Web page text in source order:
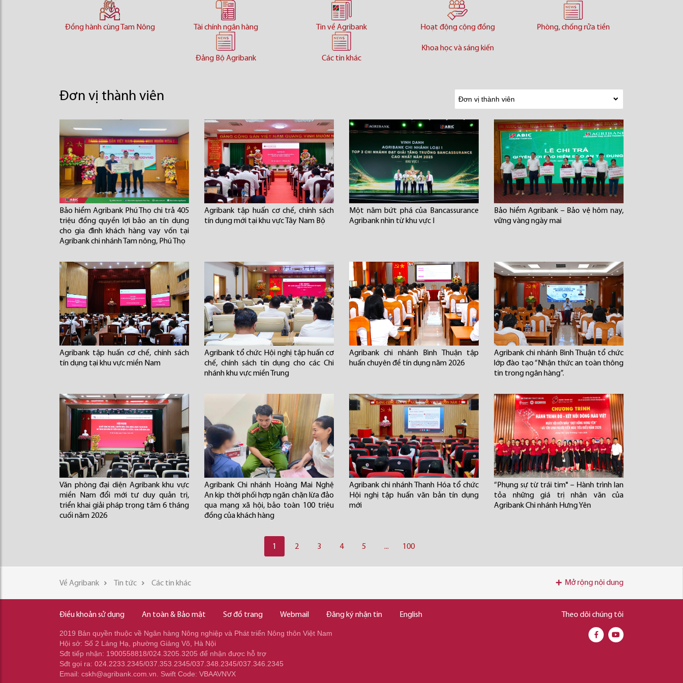
Đồng hành cùng Tam Nông Tài chính ngân hàng Tin về Agribank Hoạt động cộng đồng Phòng, chống rửa tiền
Đảng Bộ Agribank Các tin khác
Khoa học và sáng kiến
Đơn vị thành viên
Bảo hiểm Agribank Phú Thọ chi trả 405
triệu đồng quyền lợi bảo an tín dụng
cho gia đình khách hàng vay vốn tại
Agribank chi nhánh Tam nông, Phú Thọ
Agribank tập huấn cơ chế, chính sách
tín dụng mới tại khu vực Tây Nam Bộ
Một năm bứt phá của Bancassurance
Agribank nhìn từ khu vực I
Bảo hiểm Agribank – Bảo vệ hôm nay,
vững vàng ngày mai
Agribank tập huấn cơ chế, chính sách
tín dụng tại khu vực miền Nam
Agribank tổ chức Hội nghị tập huấn cơ
chế, chính sách tín dụng cho các Chi
nhánh khu vực miền Trung
Agribank chi nhánh Bình Thuận tập
huấn chuyên đề tín dụng năm 2026
Agribank chi nhánh Bình Thuận tổ chức
lớp đào tạo “Nhận thức an toàn thông
tin trong ngân hàng”.
Văn phòng đại diện Agribank khu vực
miền Nam đổi mới tư duy quản trị,
triển khai giải pháp trọng tâm 6 tháng
cuối năm 2026
Agribank Chi nhánh Hoàng Mai Nghệ
An kịp thời phối hợp ngăn chặn lừa đảo
qua mạng xã hội, bảo toàn 100 triệu
đồng của khách hàng
Agribank chi nhánh Thanh Hóa tổ chức
Hội nghị tập huấn văn bản tín dụng
mới
“Phụng sự từ trái tim" – Hành trình lan
tỏa những giá trị nhân văn của
Agribank Chi nhánh Hưng Yên
1 2 3 4 5 ... 100
Về Agribank Tin tức Các tin khác Mở rộng nội dung
Điều khoản sử dụng An toàn & Bảo mật Sơ đồ trang Webmail Đăng ký nhận tin English
2019 Bản quyền thuộc về Ngân hàng Nông nghiệp và Phát triển Nông thôn Việt Nam
Hội sở: Số 2 Láng Hạ, phường Giảng Võ, Hà Nội
Sđt tiếp nhận: 1900558818/024.3205.3205 để nhận được hỗ trợ
Sđt gọi ra: 024.2233.2345/037.353.2345/037.348.2345/037.346.2345
Email: cskh@agribank.com.vn. Swift Code: VBAAVNVX
Theo dõi chúng tôi